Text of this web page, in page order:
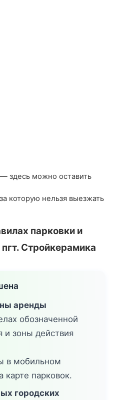
здесь можно оставить
которую нельзя выезжать
парковки и
Стройкерамика
аренды
обозначенной
и зоны действия
в мобильном
карте парковок.
городских